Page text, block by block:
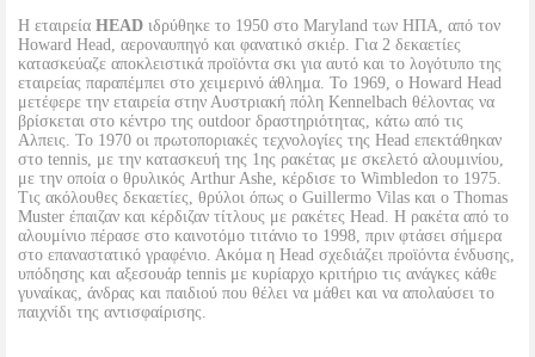
Η εταιρεία HEAD ιδρύθηκε το 1950 στο Maryland των ΗΠΑ, από τον
Howard Head, αεροναυπηγό και φανατικό σκιέρ. Για 2 δεκαετίες
κατασκεύαζε αποκλειστικά προϊόντα σκι για αυτό και το λογότυπο της
εταιρείας παραπέμπει στο χειμερινό άθλημα. Το 1969, ο Howard Head
μετέφερε την εταιρεία στην Αυστριακή πόλη Kennelbach θέλοντας να
βρίσκεται στο κέντρο της outdoor δραστηριότητας, κάτω από τις
Αλπεις. Το 1970 οι πρωτοποριακές τεχνολογίες της Head επεκτάθηκαν
στο tennis, με την κατασκευή της 1ης ρακέτας με σκελετό αλουμινίου,
με την οποία ο θρυλικός Arthur Ashe, κέρδισε το Wimbledon το 1975.
Τις ακόλουθες δεκαετίες, θρύλοι όπως ο Guillermo Vilas και ο Thomas
Muster έπαιζαν και κέρδιζαν τίτλους με ρακέτες Head. Η ρακέτα από το
αλουμίνιο πέρασε στο καινοτόμο τιτάνιο το 1998, πριν φτάσει σήμερα
στο επαναστατικό γραφένιο. Ακόμα η Head σχεδιάζει προϊόντα ένδυσης,
υπόδησης και αξεσουάρ tennis με κυρίαρχο κριτήριο τις ανάγκες κάθε
γυναίκας, άνδρας και παιδιού που θέλει να μάθει και να απολαύσει το
παιχνίδι της αντισφαίρισης.